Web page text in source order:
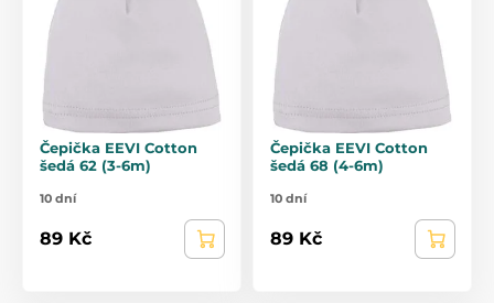
Čepička EEVI Cotton
šedá 62 (3-6m)
10 dní
89 Kč
Čepička EEVI Cotton
šedá 68 (4-6m)
10 dní
89 Kč